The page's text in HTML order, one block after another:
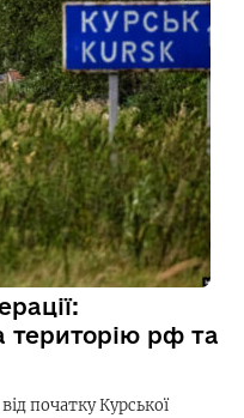
територію рф та
початку Курської